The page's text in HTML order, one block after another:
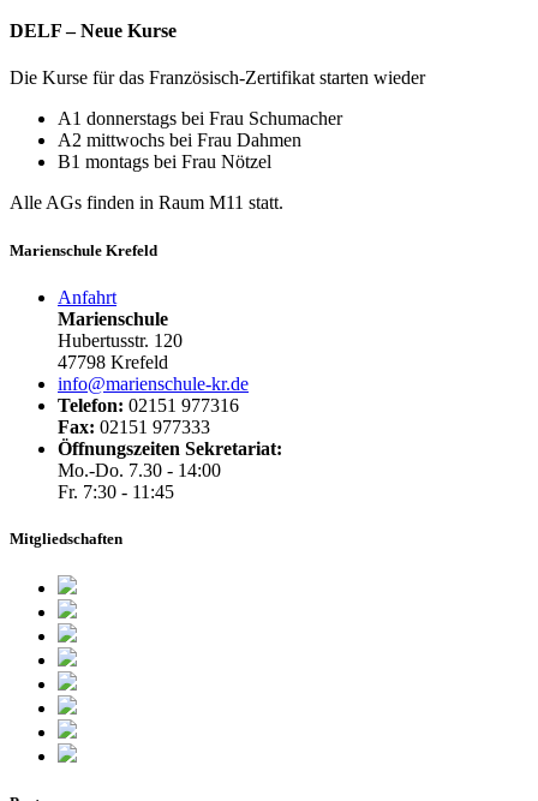
DELF – Neue Kurse
Die Kurse für das Französisch-Zertifikat starten wieder
A1 donnerstags bei Frau Schumacher
A2 mittwochs bei Frau Dahmen
B1 montags bei Frau Nötzel
Alle AGs finden in Raum M11 statt.
Marienschule Krefeld
Anfahrt
Marienschule
Hubertusstr. 120
47798 Krefeld
info@marienschule-kr.de
Telefon: 02151 977316
Fax: 02151 977333
Öffnungszeiten Sekretariat:
Mo.-Do. 7.30 - 14:00
Fr. 7:30 - 11:45
Mitgliedschaften